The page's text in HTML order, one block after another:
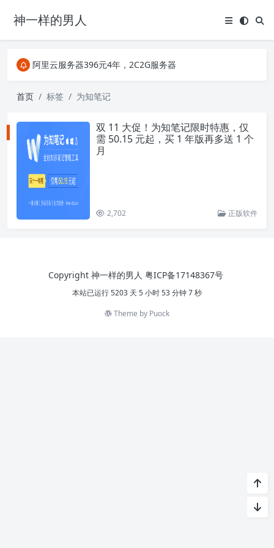
神一样的男人
阿里云服务器396元4年，2C2G服务器
关注Telegram频道有新消息第一时间推送
阿里云服务器396元4年，2C2G服务器
首页 标签 为知笔记
双 11 大促！为知笔记限时特惠，仅
需 50.15 元起，买 1 年版再多送 1 个
月
2,702 正版软件
Copyright 神一样的男人 粤ICP备17148367号
本站已运行 5203 天 5 小时 53 分钟 7 秒
Theme by Puock